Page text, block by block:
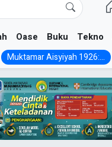
Oase Buku Tekno
Muktamar Aisyiyah 1926:...